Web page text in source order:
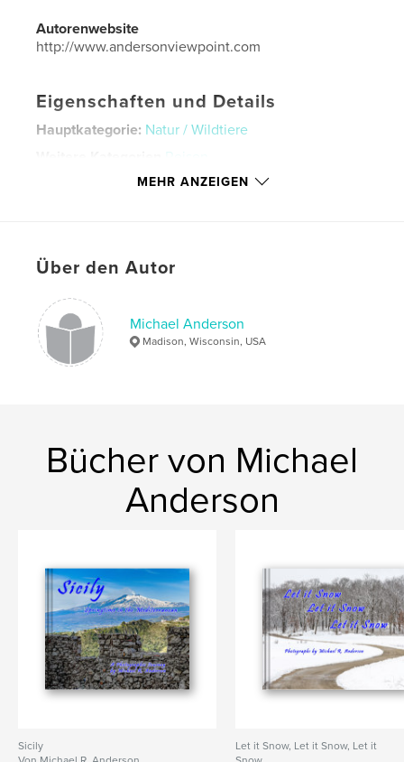
Autorenwebsite
http://www.andersonviewpoint.com
Eigenschaften und Details
Hauptkategorie: Natur / Wildtiere
Reisen
Standard-Querformat, 25×20 cm
Sprache
Photographs
MEHR ANZEIGEN
Über den Autor
Michael Anderson
Madison, Wisconsin, USA
Bücher von Michael
Anderson
Sicily
Let it Snow, Let it Snow, Let it